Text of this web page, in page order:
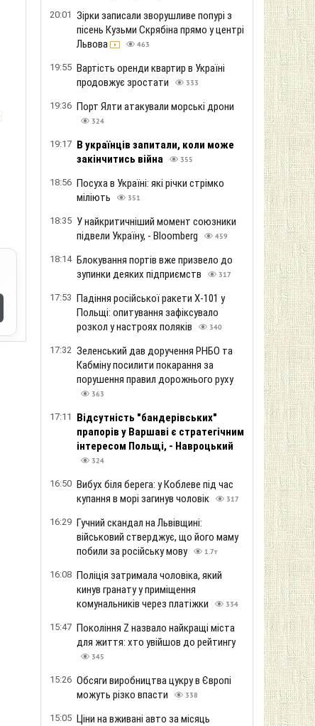
20:01 Зірки записали зворушливе попурі з
пісень Кузьми Скрябіна прямо у центрі
Львова
463
19:55 Вартість оренди квартир в Україні
продовжує зростати
333
19:36 Порт Ялти атакували морські дрони
324
19:17 В українців запитали, коли може
закінчитись війна
355
18:56 Посуха в Україні: які річки стрімко
міліють
351
18:35 У найкритичніший момент союзники
підвели Україну, - Bloomberg
459
18:14 Блокування портів вже призвело до
зупинки деяких підприємств
317
17:53 Падіння російської ракети Х-101 у
Польщі: опитування зафіксувало
розкол у настроях поляків
340
17:32 Зеленський дав доручення РНБО та
Кабміну посилити покарання за
порушення правил дорожнього руху
363
17:11
Відсутність "бандерівських"
прапорів у Варшаві є стратегічним
інтересом Польщі, - Навроцький
324
16:50 Вибух біля берега: у Коблеве під час
купання в морі загинув чоловік
317
16:29 Гучний скандал на Львівщині:
військовий стверджує, що його маму
побили за російську мову
1.7т
16:08 Поліція затримала чоловіка, який
кинув гранату у приміщення
комунальників через платіжки
334
15:47 Покоління Z назвало найкращі міста
для життя: хто увійшов до рейтингу
345
15:26 Обсяги виробництва цукру в Європі
можуть різко впасти
338
15:05 Ціни на вживані авто за місяць